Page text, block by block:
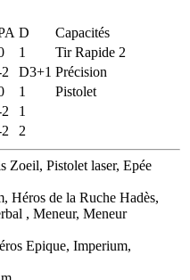
D
Capacités
1
Tir Rapide 2
D3+1 Précision
1
Pistolet
1
2
Pistolet laser, Epée
Héros de la Ruche Hadès,
, Meneur, Meneur
Epique, Imperium,